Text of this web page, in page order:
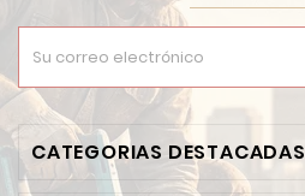
CATEGORIAS DESTACADAS